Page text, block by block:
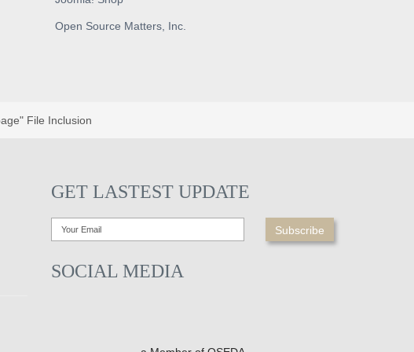
Open Source Matters, Inc.
File Inclusion
GET LASTEST UPDATE
SOCIAL MEDIA